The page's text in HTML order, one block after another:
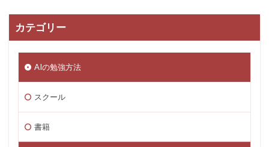
カテゴリー
AIの勉強方法
スクール
書籍